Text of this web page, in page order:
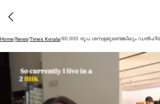
Home/News/Times Kerala/